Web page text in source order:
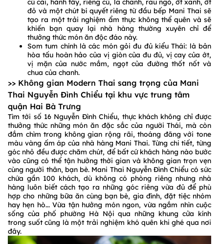
củ cải, hành tây, riềng củ, la chanh, rau ngò, ớt xanh, ớt
đỏ và một chút bí quyết riêng từ đầu bếp Mani Thai sẽ
tạo ra một trải nghiệm ẩm thực không thể quên và sẽ
khiến bạn quay lại nhà hàng thường xuyên chỉ để
thưởng thức món ăn độc đáo này.
Som tum chính là các món gỏi đu đủ kiểu Thái: là bản
hòa tấu hoàn hảo của vị giòn của đu đủ, vị cay của ớt,
vị mặn của nước mắm, ngọt của đường thốt nốt và
chua của chanh.
>> Không gian Modern Thai sang trọng của Mani
Thai Nguyễn Đình Chiểu tại khu vực trung tâm
quận Hai Bà Trưng
Tìm tới số 16 Nguyễn Đình Chiểu, thực khách không chỉ được
thưởng thức những món ăn đặc sắc của người Thái, mà còn
đắm chìm trong không gian rộng rãi, thoáng đãng với tone
màu vàng ấm áp của nhà hàng Mani Thai. Từng chi tiết, từng
góc nhỏ đều được chăm chút, để bất cứ khách hàng nào bước
vào cũng có thể tận hưởng thời gian và không gian trọn vẹn
cùng người thân, bạn bè. Mani Thai Nguyễn Đình Chiểu có sức
chứa gần 100 khách, dù không có phòng riêng nhưng nhà
hàng luôn biết cách tạo ra những góc riêng vừa đủ để phù
hợp cho những bữa ăn cùng bạn bè, gia đình, đặt tiệc nhóm
hay hẹn hò... Vừa tận hưởng món ngon, vừa ngắm nhìn cuộc
sống của phố phường Hà Nội qua những khung cửa kính
trong suốt cũng là một trải nghiệm khó quên khi ghé qua nơi
đây.